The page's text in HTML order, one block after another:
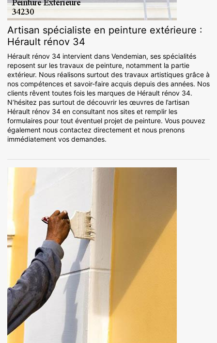
Artisan spécialiste en peinture extérieure :
Hérault rénov 34
Hérault rénov 34 intervient dans Vendemian, ses spécialités
reposent sur les travaux de peinture, notamment la partie
extérieur. Nous réalisons surtout des travaux artistiques grâce à
nos compétences et savoir-faire acquis depuis des années. Nos
clients rêvent toutes fois les marques de Hérault rénov 34.
N’hésitez pas surtout de découvrir les œuvres de l’artisan
Hérault rénov 34 en consultant nos sites et remplir les
formulaires pour tout éventuel projet de peinture. Vous pouvez
également nous contactez directement et nous prenons
immédiatement vos demandes.